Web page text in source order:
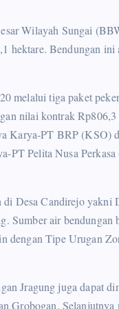
Wilayah Sungai
hektare. Bendungan
melalui tiga paket
nilai kontrak
Karya-PT BRP (KSO)
PT Pelita Nusa
Desa Candirejo yakni
air bendungan
Tipe Urugan
Jragung juga dapat
Grobogan.